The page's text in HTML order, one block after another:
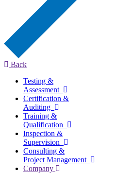
Back
Testing &
Assessment
Certification &
Auditing
Training &
Qualification
Inspection &
Supervision
Consulting &
Project Management
Company